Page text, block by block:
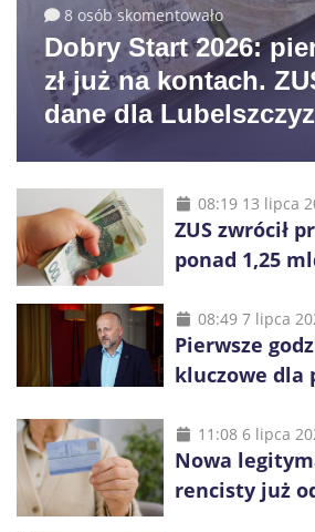
8 osób skomentowało
Dobry Start 2026:
zł już na kontach.
dane dla
08:19 13 lipca
ZUS zwrócił
ponad 1,25
08:49 7 lipca
Pierwsze
kluczowe dla
wszystkich od
11:08 6 lipca
Nowa
rencisty już